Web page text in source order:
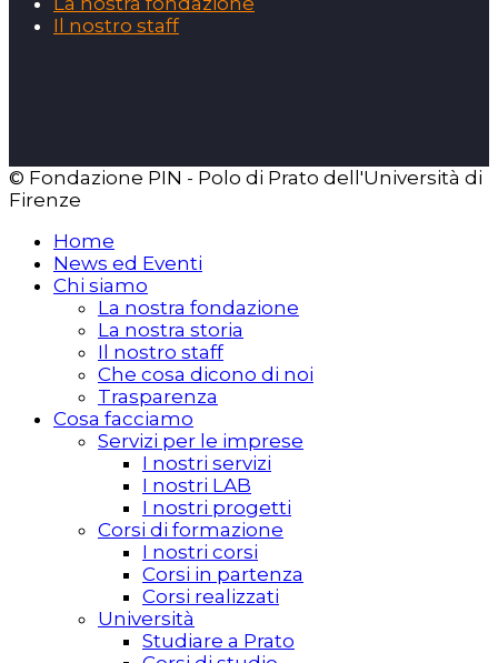
Il nostro staff
© Fondazione PIN - Polo di Prato dell'Università di
Firenze
Home
News ed Eventi
Chi siamo
La nostra fondazione
La nostra storia
Il nostro staff
Che cosa dicono di noi
Trasparenza
Cosa facciamo
Servizi per le imprese
I nostri servizi
I nostri LAB
I nostri progetti
Corsi di formazione
I nostri corsi
Corsi in partenza
Corsi realizzati
Università
Studiare a Prato